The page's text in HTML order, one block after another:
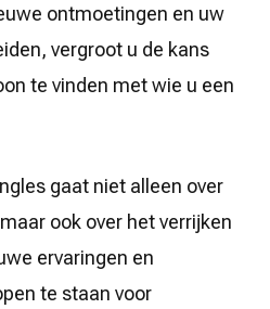
ontmoetingen en uw
vergroot u de kans
te vinden met wie u een
gaat niet alleen over
ook over het verrijken
ervaringen en
te staan voor